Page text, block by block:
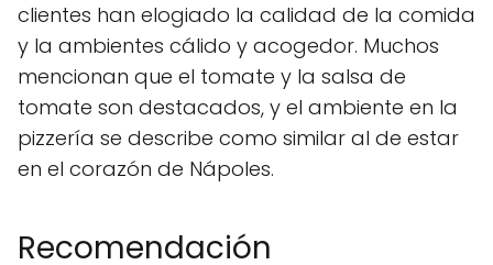
clientes han elogiado la calidad de la comida
y la ambientes cálido y acogedor. Muchos
mencionan que el tomate y la salsa de
tomate son destacados, y el ambiente en la
pizzería se describe como similar al de estar
en el corazón de Nápoles.
Recomendación